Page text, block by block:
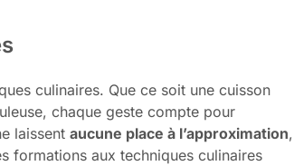
culinaires. Que ce soit une cuisson
chaque geste compte pour
laissent aucune place à l’approximation,
formations aux techniques culinaires